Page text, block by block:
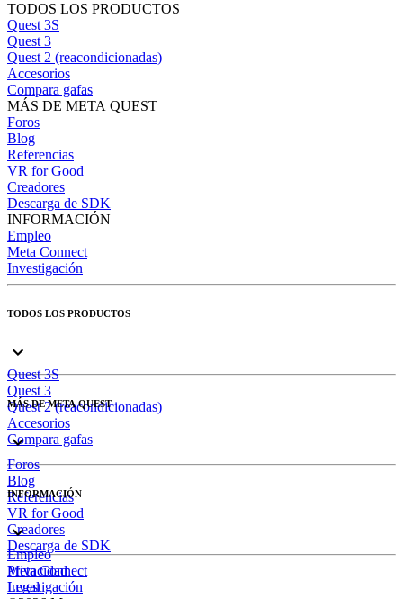
TODOS LOS PRODUCTOS
Quest 3S
Quest 3
Quest 2 (reacondicionadas)
Accesorios
Compara gafas
MÁS DE META QUEST
Foros
Blog
Referencias
VR for Good
Creadores
Descarga de SDK
INFORMACIÓN
Empleo
Meta Connect
Investigación
TODOS LOS PRODUCTOS
Quest 3S
Quest 3
Quest 2 (reacondicionadas)
Accesorios
Compara gafas
MÁS DE META QUEST
Foros
Blog
Referencias
VR for Good
Creadores
Descarga de SDK
INFORMACIÓN
Empleo
Meta Connect
Investigación
Privacidad
Legal